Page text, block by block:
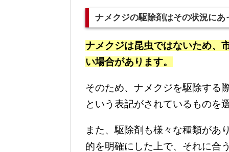
ナメクジの駆除剤はその状況にあ
ナメクジは昆虫ではないため、
い場合があります。
そのため、ナメクジを駆除する
という表記がされているものを
また、駆除剤も様々な種類があ
的を明確にした上で、それに合